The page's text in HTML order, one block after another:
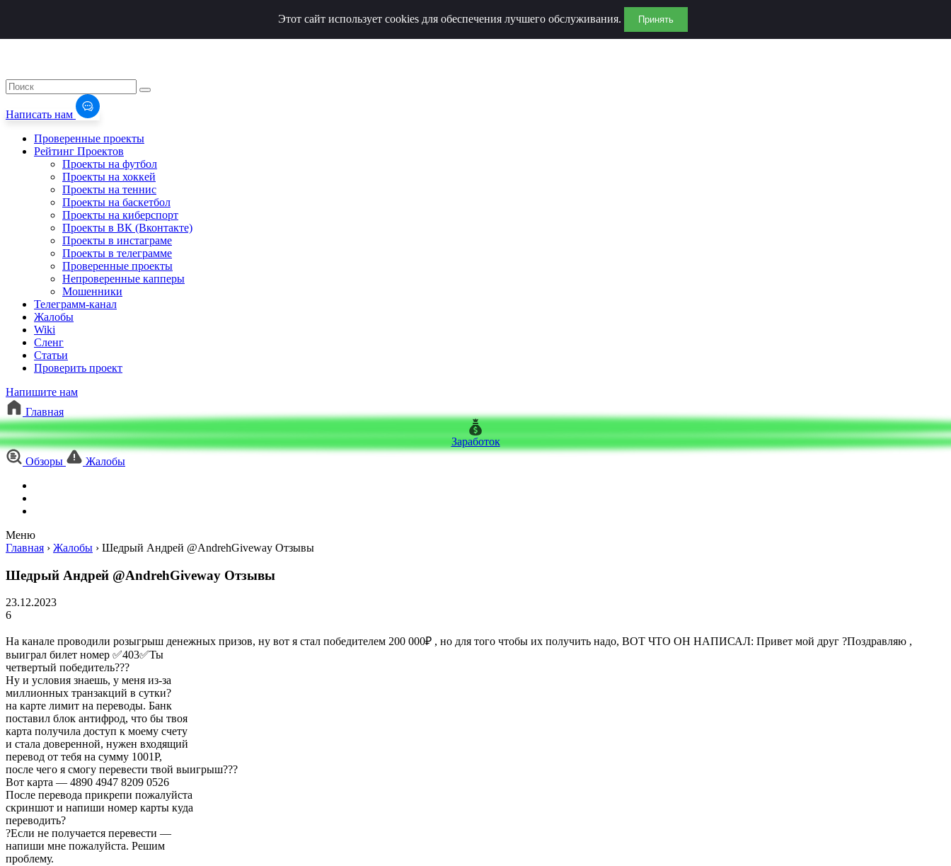
Написать нам
Проверенные проекты
Рейтинг Проектов
Проекты на футбол
Проекты на хоккей
Проекты на теннис
Проекты на баскетбол
Проекты на киберспорт
Проекты в ВК (Вконтакте)
Проекты в инстаграме
Проекты в телеграмме
Проверенные проекты
Непроверенные капперы
Мошенники
Телеграмм-канал
Жалобы
Wiki
Сленг
Статьи
Проверить проект
Напишите нам
Главная
Заработок
Обзоры
Жалобы
Меню
Этот сайт использует cookies для обеспечения лучшего обслуживания. Принять
Главная › Жалобы › Шедрый Андрей @AndrehGiveway Отзывы
Шедрый Андрей @AndrehGiveway Отзывы
23.12.2023
6
На канале проводили розыгрыш денежных призов, ну вот я стал победителем 200 000₽ , но для того чтобы их получить надо, ВОТ ЧТО ОН НАПИСАЛ: Привет мой друг ?Поздравляю ,
выиграл билет номер ✅403✅Ты
четвертый победитель???
Ну и условия знаешь, у меня из-за
миллионных транзакций в сутки?
на карте лимит на переводы. Банк
поставил блок антифрод, что бы твоя
карта получила доступ к моему счету
и стала доверенной, нужен входящий
перевод от тебя на сумму 1001Р,
после чего я смогу перевести твой выигрыш???
Вот карта — 4890 4947 8209 0526
После перевода прикрепи пожалуйста
скриншот и напиши номер карты куда
переводить?
?Если не получается перевести —
напиши мне пожалуйста. Решим
проблему.